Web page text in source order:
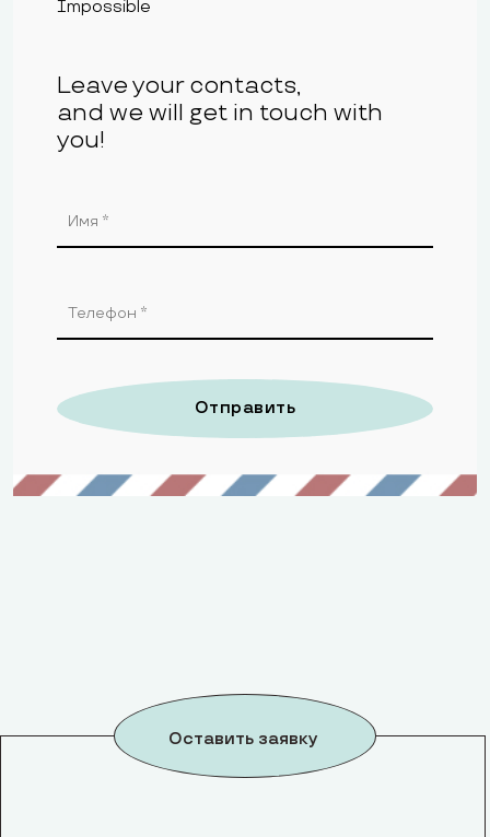
Impossible
Leave your contacts,
and we will get in touch with
you!
Отправить
Оставить заявку